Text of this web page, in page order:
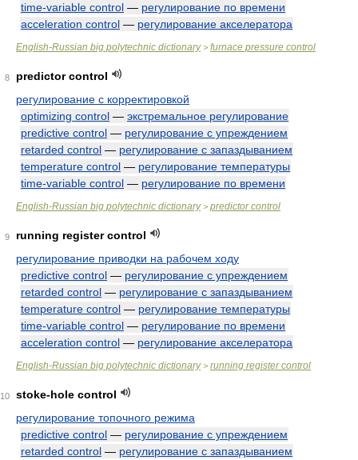
time-variable control — регулирование по времени
acceleration control — регулирование акселератора
English-Russian big polytechnic dictionary> furnace pressure control
8
predictor control
регулирование с корректировкой
optimizing control — экстремальное регулирование
predictive control — регулирование с упреждением
retarded control — регулирование с запаздыванием
temperature control — регулирование температуры
time-variable control — регулирование по времени
English-Russian big polytechnic dictionary> predictor control
9
running register control
регулирование приводки на рабочем ходу
predictive control — регулирование с упреждением
retarded control — регулирование с запаздыванием
temperature control — регулирование температуры
time-variable control — регулирование по времени
acceleration control — регулирование акселератора
English-Russian big polytechnic dictionary> running register control
10
stoke-hole control
регулирование топочного режима
predictive control — регулирование с упреждением
retarded control — регулирование с запаздыванием